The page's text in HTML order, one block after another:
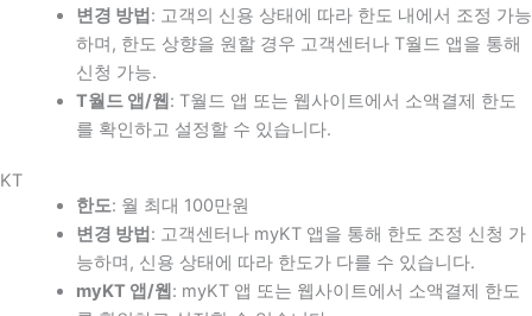
변경 방법 : 고객의 신용 상태에 따라 한도 내에서 조정 가능
하며, 한도 상향을 원할 경우 고객센터나 T월드 앱을 통해
신청 가능.
T월드 앱/웹 : T월드 앱 또는 웹사이트에서 소액결제 한도
를 확인하고 설정할 수 있습니다.
KT
한도: 월 최대 100만원
변경 방법 : 고객센터나 myKT 앱을 통해 한도 조정 신청 가
능하며, 신용 상태에 따라 한도가 다를 수 있습니다.
myKT 앱/웹 : myKT 앱 또는 웹사이트에서 소액결제 한도